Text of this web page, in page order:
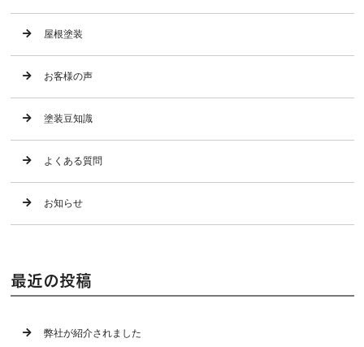
屋根塗装
お客様の声
塗装豆知識
よくある質問
お知らせ
最近の投稿
弊社が紹介されました